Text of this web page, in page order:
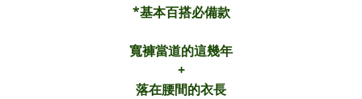
*基本百搭必備款
寬褲當道的這幾年
+
落在腰間的衣長